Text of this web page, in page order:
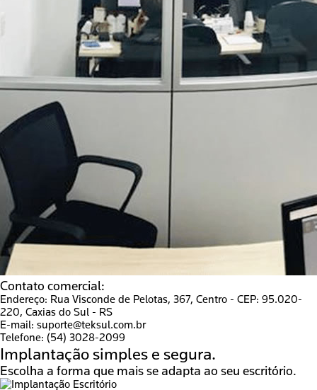
Contato comercial:
Endereço: Rua Visconde de Pelotas, 367, Centro - CEP: 95.020-
220, Caxias do Sul - RS
E-mail: suporte@teksul.com.br
Telefone: (54) 3028-2099
Implantação simples e segura.
Escolha a forma que mais se adapta ao seu escritório.